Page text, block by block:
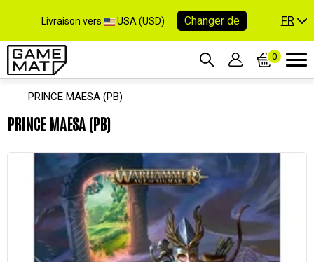
Livraison vers USA (USD) Changer de FR
0
PRINCE MAESA (PB)
PRINCE MAESA (PB)